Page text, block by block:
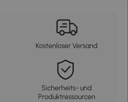
Kostenloser Versand
Sicherheits- und
Produktressourcen